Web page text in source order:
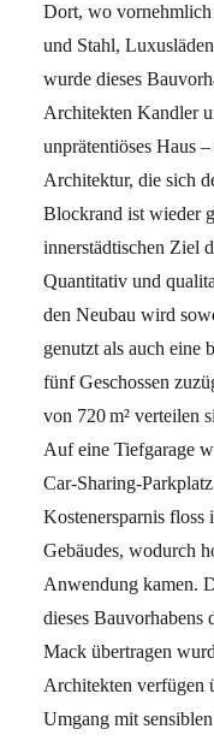
Dort, wo vornehmlich
und Stahl,
wurde dieses
Architekten Kandler
unprätentiöses Haus
Architektur, die sich
Blockrand ist wieder
innerstädtischen Ziel
Quantitativ und
den Neubau wird
genutzt als auch eine
fünf Geschossen
von 720 m² verteilen
Auf eine Tiefgarage
Car-Sharing-
Kostenersparnis floss
Gebäudes, wodurch
Anwendung kamen.
dieses
Mack übertragen
Architekten verfügen
Umgang mit